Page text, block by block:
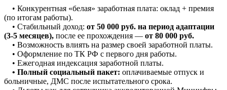
• Конкурентная «белая» заработная плата: оклад + премия
(по итогам работы).
• Стабильный доход: от 50 000 руб. на период адаптации
(3-5 месяцев), после ее прохождения — от 80 000 руб.
• Возможность влиять на размер своей заработной платы.
• Оформление по ТК РФ с первого дня работы.
• Ежегодная индексация заработной платы.
• Полный социальный пакет: оплачиваемые отпуск и
больничные, ДМС после испытательного срока.